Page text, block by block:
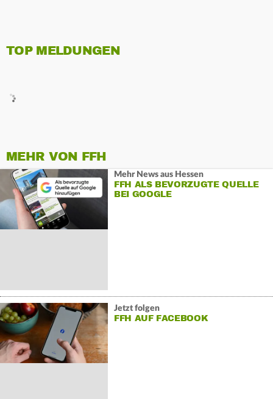
TOP MELDUNGEN
MEHR VON FFH
Mehr News aus Hessen
FFH ALS BEVORZUGTE QUELLE
BEI GOOGLE
Jetzt folgen
FFH AUF FACEBOOK